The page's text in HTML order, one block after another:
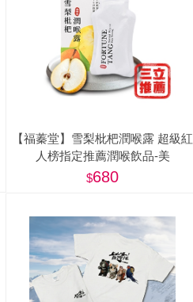
【福蓁堂】雪梨枇杷潤喉露 超級紅
人榜指定推薦潤喉飲品-美
680